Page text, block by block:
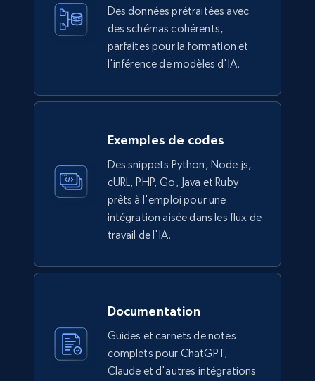
Ikea - Products
count, Main image, Category url, Category, and
more.
943+ 151+ Buy Now
Seller id, URL, Catalog seller id, Seller name, Seller
about us, and more.
eCommerce
Des données prétraitées avec
des schémas cohérents,
parfaites pour la formation et
l'inférence de modèles d'IA.
Exemples de codes
Des snippets Python, Node.js,
cURL, PHP, Go, Java et Ruby
prêts à l'emploi pour une
intégration aisée dans les flux de
travail de l'IA.
Documentation
Guides et carnets de notes
complets pour ChatGPT,
Claude et d'autres intégrations